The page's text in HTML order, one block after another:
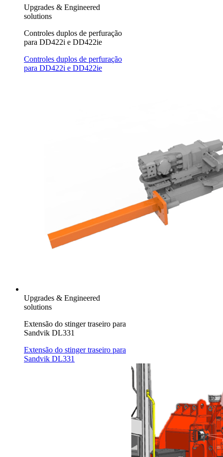
Upgrades & Engineered
solutions
Controles duplos de perfuração
para DD422i e DD422ie
Controles duplos de perfuração
para DD422i e DD422ie
Upgrades & Engineered
solutions
Extensão do stinger traseiro para
Sandvik DL331
Extensão do stinger traseiro para
Sandvik DL331